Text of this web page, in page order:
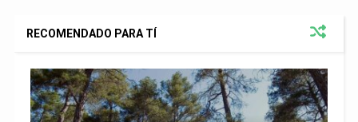
RECOMENDADO PARA TÍ